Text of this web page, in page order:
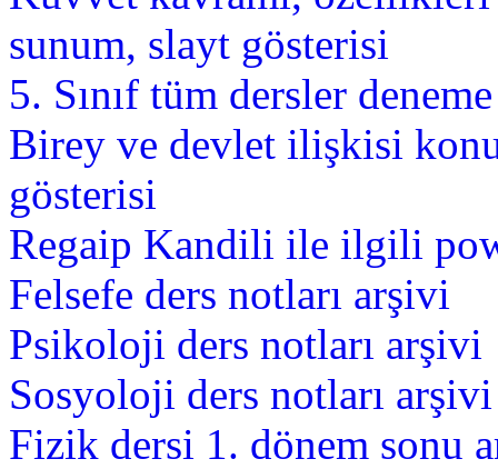
sunum, slayt gösterisi
5. Sınıf tüm dersler
Birey ve devlet ilişkisi
gösterisi
Regaip Kandili ile ilgili
Felsefe ders notları arşivi
Psikoloji ders notları arşivi
Sosyoloji ders notları arşivi
Fizik dersi 1. dönem sonu